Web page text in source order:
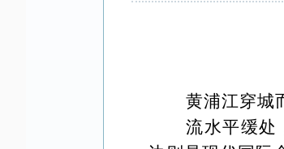
黄浦江穿城
流水平缓处